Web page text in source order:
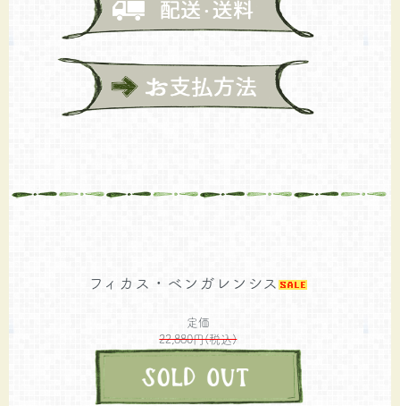
フィカス・ベンガレンシス
定価
22,880円(税込)